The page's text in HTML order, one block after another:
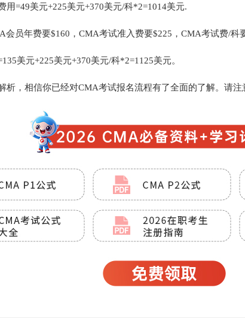
用=49美元+225美元+370美元/科*2=1014美元.
会员年费要$160，CMA考试准入费要$225，CMA考试费/科
美元+225美元+370美元/科*2=1125美元。
析，相信你已经对CMA考试报名流程有了全面的了解。请注